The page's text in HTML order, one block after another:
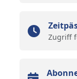
Zugriff